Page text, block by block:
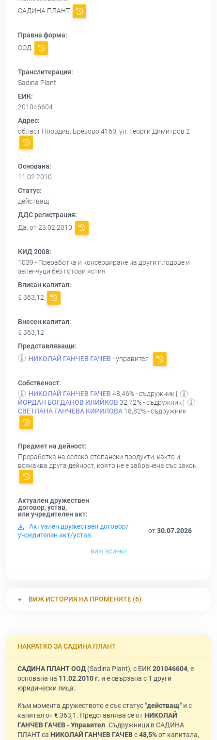
САДИНА ПЛАНТ
Правна форма:
ООД
Транслитерация:
Sadina Plant
ЕИК:
201046604
Адрес:
област Пловдив, Брезово 4160, ул. Георги Димитров 2
Основана:
11.02.2010
Статус:
действащ
ДДС регистрация:
Да, от 23.02.2010
КИД 2008:
1039 - Преработка и консервиране на други плодове и
зеленчуци без готови ястия
Вписан капитал:
€ 363,12
Внесен капитал:
€ 363,12
Представляващи:
НИКОЛАЙ ГАНЧЕВ ГАЧЕВ - управител
Собственост:
НИКОЛАЙ ГАНЧЕВ ГАЧЕВ 48,46% - съдружник |
ЙОРДАН БОГДАНОВ ИЛИЙКОВ 32,72% - съдружник |
СВЕТЛАНА ГАНЧЕВА КИРИЛОВА 18,82% - съдружник
Предмет на дейност:
Преработка на селско-стопански продукти, както и
всякаква друга дейност, която не е забранена със закон.
Актуален дружествен
договор, устав,
или учредителен акт:
Актуален дружествен договор/
учредителен акт/устав
от30.07.2026
виж всички
ВИЖ ИСТОРИЯ НА ПРОМЕНИТЕ (6)
НАКРАТКО ЗА САДИНА ПЛАНТ
САДИНА ПЛАНТ ООД(Sadina Plant), с ЕИК201046604, е
основана на 11.02.2010 г. и е свързана с 1 други
юридически лица.
Към момента дружеството е със статус "действащ" и с
капитал от € 363,1. Представлява се от НИКОЛАЙ
ГАНЧЕВ ГАЧЕВ - Управител. Съдружници в САДИНА
ПЛАНТ са НИКОЛАЙ ГАНЧЕВ ГАЧЕВс48,5%от капитала,